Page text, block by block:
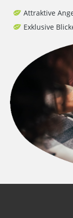
Attraktive
Exklusive